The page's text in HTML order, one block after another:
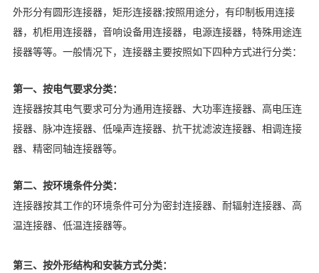
外形分有圆形连接器，矩形连接器;按照用途分，有印制板用连接
器，机柜用连接器，音响设备用连接器，电源连接器，特殊用途连
接器等等。一般情况下，连接器主要按照如下四种方式进行分类：
第一、按电气要求分类：
连接器按其电气要求可分为通用连接器、大功率连接器、高电压连
接器、脉冲连接器、低噪声连接器、抗干扰滤波连接器、相调连接
器、精密同轴连接器等。
第二、按环境条件分类：
连接器按其工作的环境条件可分为密封连接器、耐辐射连接器、高
温连接器、低温连接器等。
第三、按外形结构和安装方式分类：